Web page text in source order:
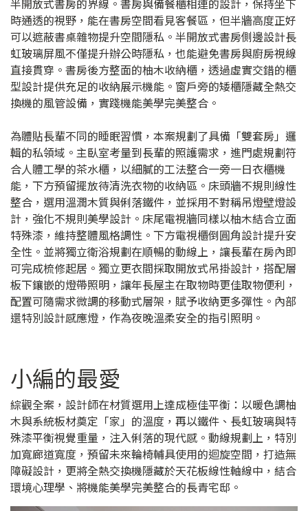
半開放式書房的界線。書房與備餐櫃相連的設計，保持坐下
時通透的視野，能在書房空間看見客餐區，但半牆高度正好
可以遮蔽書桌雜物提升空間隱私。半開放式書房側邊設計長
虹玻璃屏風不僅提升辦公時隱私，也能避免書房與廚房視線
直接貫穿。書房後方整面的柚木收納櫃，透過虛實交錯的櫃
型設計提供充足的收納展示機能。窗戶旁的矮櫃隱藏全熱交
換機的風管設備，實踐機能美學完美整合。
為體貼長輩不同的睡眠習慣，本案規劃了具備「雙套房」邏
輯的私領域。主臥室考量到長輩的照護需求，進門處規劃符
合人體工學的茶水櫃，以細膩的工法整合一旁一日衣櫃機
能，下方預留擺放待清洗衣物的收納區。床頭牆不規則線性
整合，選用溫潤木質與俐落鐵件，並採用不對稱吊燈壁燈設
計，強化不規則美學設計。床尾電視牆同樣以柚木結合立面
特殊漆，維持整體風格調性。下方電視櫃倒圓角設計提升安
全性。並將獨立衛浴規劃在順暢的動線上，讓長輩在房內即
可完成梳修起居。獨立更衣間採取開放式吊掛設計，搭配層
板下鑲嵌的燈帶照明，讓年長屋主在取物時更佳取物便利，
配置可隨需求微調的移動式層架，賦予收納更多彈性。內部
還特別設計感應燈，作為夜晚溫柔安全的指引照明。
小編的最愛
綜觀全案，設計師在材質選用上達成極佳平衡：以暖色調柚
木與系統板材奠定「家」的溫度，再以鐵件、長虹玻璃與特
殊漆平衡視覺重量，注入俐落的現代感。動線規劃上，特別
加寬廊道寬度，預留未來輪椅輔具使用的迴旋空間，打造無
障礙設計，更將全熱交換機隱藏於天花板線性軸線中，結合
環境心理學、將機能美學完美整合的長青宅邸。